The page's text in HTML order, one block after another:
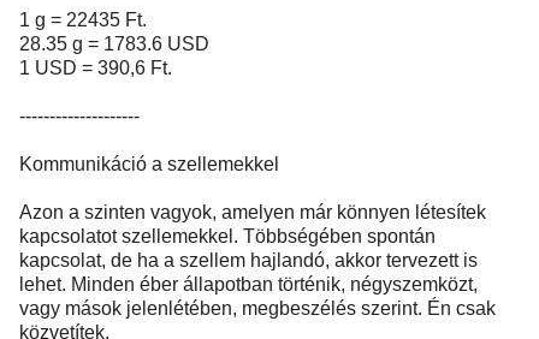
1 g = 22435 Ft.
28.35 g = 1783.6 USD
1 USD = 390,6 Ft.
--------------------
Kommunikáció a szellemekkel
Azon a szinten vagyok, amelyen már könnyen létesítek
kapcsolatot szellemekkel. Többségében spontán
kapcsolat, de ha a szellem hajlandó, akkor tervezett is
lehet. Minden éber állapotban történik, négyszemközt,
vagy mások jelenlétében, megbeszélés szerint. Én csak
közvetítek.